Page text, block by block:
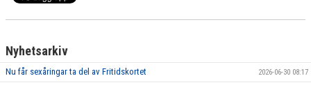
Nyhetsarkiv
Nu får sexåringar ta del av Fritidskortet 2026-06-30 08:17